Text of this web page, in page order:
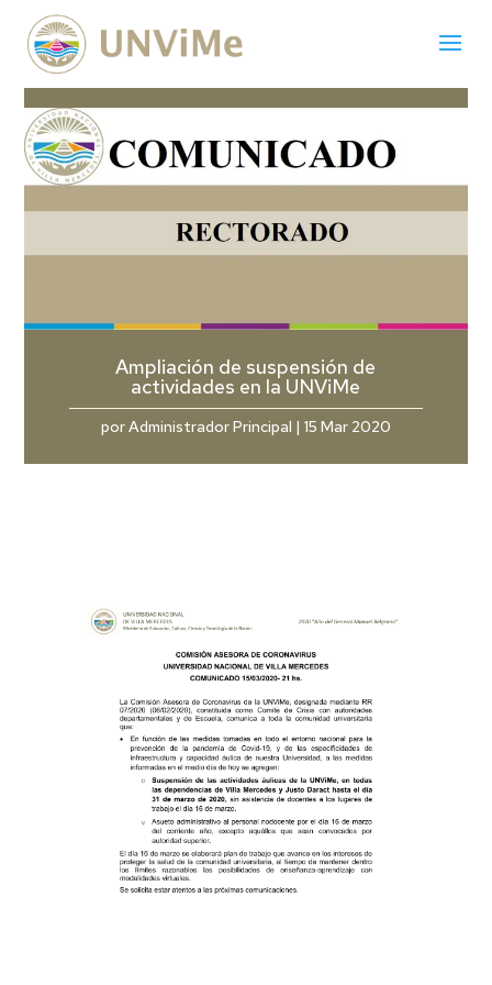
Ampliación de suspensión de
actividades en la UNViMe
porAdministrador Principal | 15 Mar 2020